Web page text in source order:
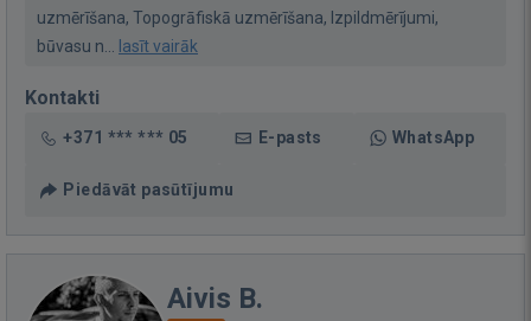
uzmērīšana, Topogrāfiskā uzmērīšana, Izpildmērījumi,
būvasu n...
lasīt vairāk
Kontakti
+371 *** *** 05 E-pasts WhatsApp
Piedāvāt pasūtījumu
Aivis B.